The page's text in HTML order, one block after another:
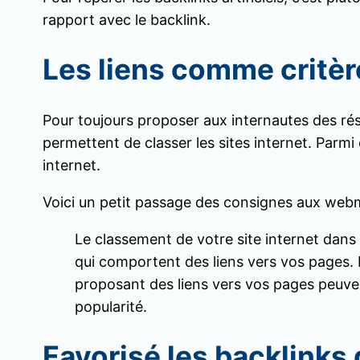
rapport avec le backlink.
Les liens comme
Pour toujours proposer aux internautes des
permettent de classer les sites internet.
internet.
Voici un petit passage des consignes aux
Le classement de votre site internet
qui comportent des liens vers vos
proposant des liens vers vos pages
popularité.